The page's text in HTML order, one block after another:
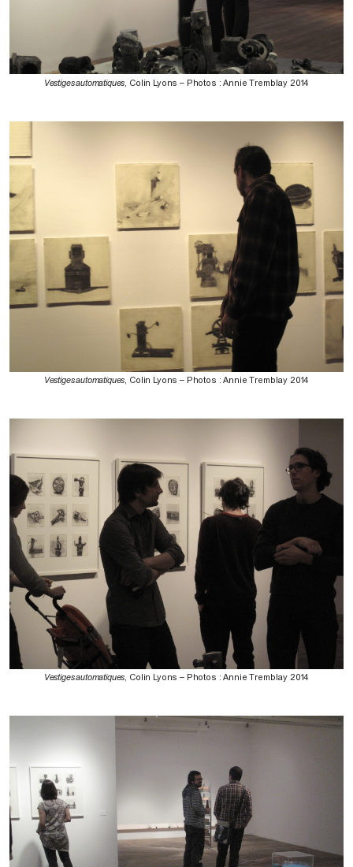
Vestiges automatiques , Colin Lyons – Photos : Annie Tremblay 2014
Vestiges automatiques , Colin Lyons – Photos : Annie Tremblay 2014
Vestiges automatiques , Colin Lyons – Photos : Annie Tremblay 2014